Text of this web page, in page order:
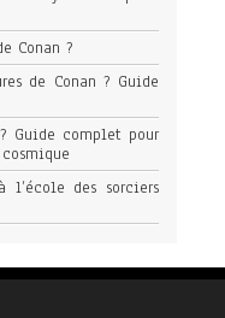
Conan ?
de Conan ? Guide
Guide complet pour
l’école des sorciers